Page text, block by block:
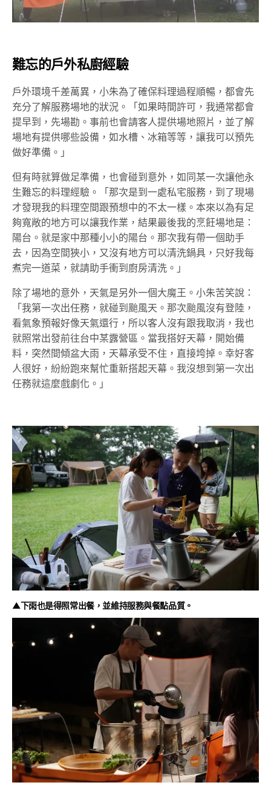
難忘的戶外私廚經驗
戶外環境千差萬異，小朱為了確保料理過程順暢，都會先
充分了解服務場地的狀況。「如果時間許可，我通常都會
提早到，先場勘。事前也會請客人提供場地照片，並了解
場地有提供哪些設備，如水槽、冰箱等等，讓我可以預先
做好準備。」
但有時就算做足準備，也會碰到意外，如同某一次讓他永
生難忘的料理經驗。「那次是到一處私宅服務，到了現場
才發現我的料理空間跟預想中的不太一樣。本來以為有足
夠寬敞的地方可以讓我作業，結果最後我的烹飪場地是：
陽台。就是家中那種小小的陽台。那次我有帶一個助手
去，因為空間狹小，又沒有地方可以清洗鍋具，只好我每
煮完一道菜，就請助手衝到廚房清洗。」
除了場地的意外，天氣是另外一個大魔王。小朱苦笑說：
「我第一次出任務，就碰到颱風天。那次颱風沒有登陸，
看氣象預報好像天氣還行，所以客人沒有跟我取消，我也
就照常出發前往台中某露營區。當我搭好天幕，開始備
料，突然間傾盆大雨，天幕承受不住，直接垮掉。幸好客
人很好，紛紛跑來幫忙重新搭起天幕。我沒想到第一次出
任務就這麼戲劇化。」
▲下雨也是得照常出餐，並維持服務與餐點品質。